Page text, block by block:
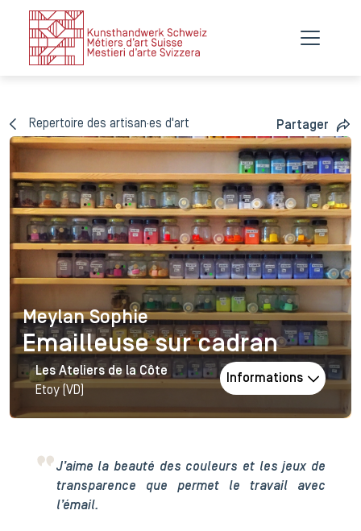
Repertoire des artisan·es d'art Partager
Meylan Sophie
Meylan Sophie
Emailleuse sur cadran
Les Ateliers de la Côte
Etoy (VD)
Informations
J’aime la beauté des couleurs et les jeux de
transparence que permet le travail avec
l’émail.